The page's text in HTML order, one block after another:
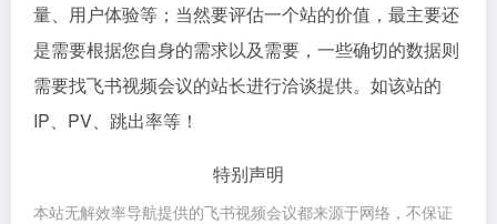
量、用户体验等；当然要评估一个站的价值，最主要还
是需要根据您自身的需求以及需要，一些确切的数据则
需要找飞书视频会议的站长进行洽谈提供。如该站的
IP、PV、跳出率等！
特别声明
本站无解效率导航提供的飞书视频会议都来源于网络，不保证